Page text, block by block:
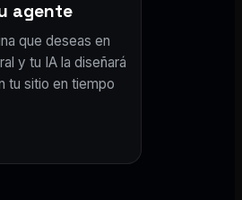
agente
que deseas en
y tu IA la diseñará
tu sitio en tiempo